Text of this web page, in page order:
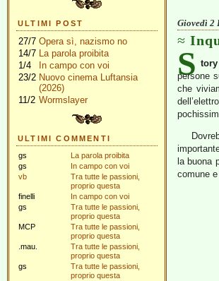
ULTIMI POST
27/7 Opera sì, nazismo no
14/7 La parola proibita
1/4
In campo con voi
23/2 Nuovo cinema Luftansia
(2026)
11/2 Wormslayer
ULTIMI COMMENTI
gs
La parola proibita
gs
In campo con voi
vb
Tra tutte le passioni,
proprio questa
finelli
In campo con voi
gs
Tra tutte le passioni,
proprio questa
MCP
Tra tutte le passioni,
proprio questa
.mau.
Tra tutte le passioni,
proprio questa
gs
Tra tutte le passioni,
proprio questa
Giovedì 2
S
persone
che
la buona
comune